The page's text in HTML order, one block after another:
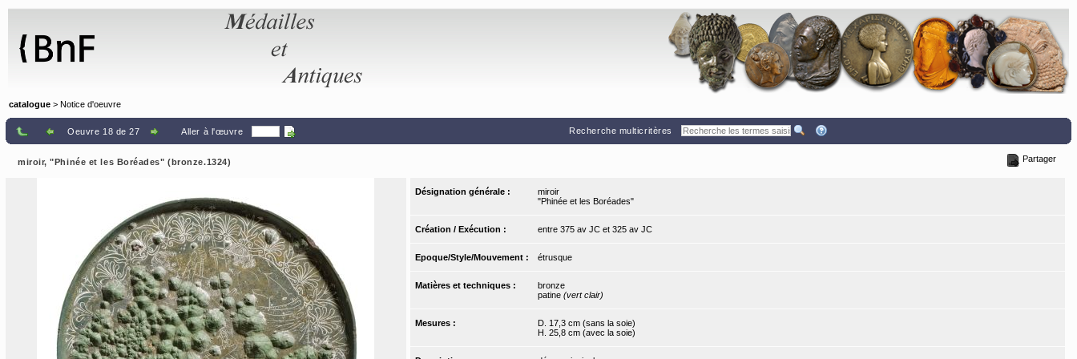
catalogue > Notice d'oeuvre
Oeuvre 18 de 27 Aller à l'œuvre Recherche multicritères
miroir, "Phinée et les Boréades" (bronze.1324) Partager
Désignation générale :
miroir
"Phinée et les Boréades"
Création / Exécution : entre 375 av JC et 325 av JC
Epoque/Style/Mouvement : étrusque
Matières et techniques :
bronze
patine (vert clair)
Mesures :
D. 17,3 cm (sans la soie)
H. 25,8 cm (avec la soie)